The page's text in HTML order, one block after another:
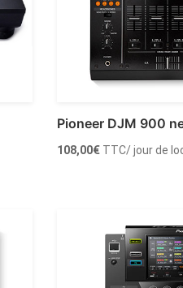
Pioneer DJM 900
108,00€ TTC/ jour de
Ajouter au